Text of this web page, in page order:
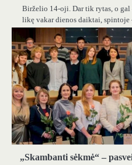
Birželio 14-oji. Dar tik rytas, o
likę vakar dienos daiktai,
„Skambanti sėkmė“ –